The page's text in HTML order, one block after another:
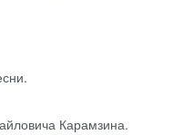
Карамзина.